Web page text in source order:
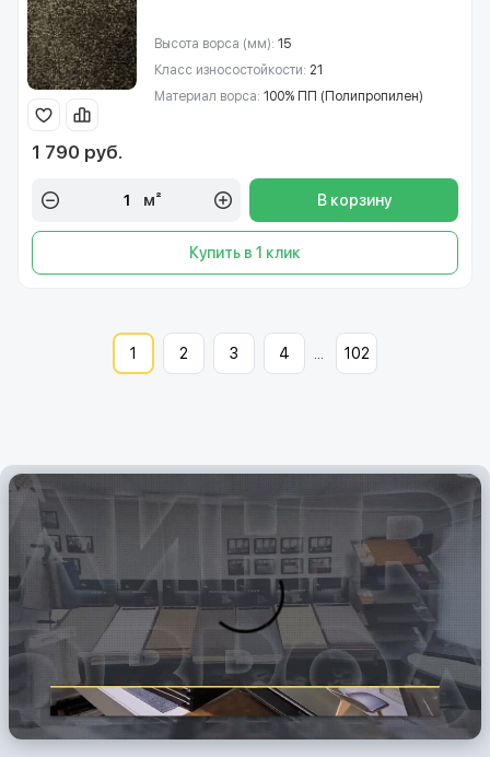
Высота ворса (мм): 15
Класс износостойкости: 21
Материал ворса: 100% ПП (Полипропилен)
1 790 руб.
м² В корзину
Купить в 1 клик
1 2 3 4 102